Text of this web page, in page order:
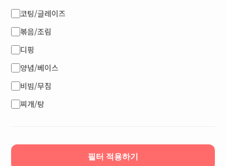
코팅/글레이즈
볶음/조림
디핑
양념/베이스
비빔/무침
찌개/탕
필터 적용하기